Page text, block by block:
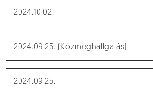
2024.10.02.
2024.09.25. (Közmeghallgatás)
2024.09.25.